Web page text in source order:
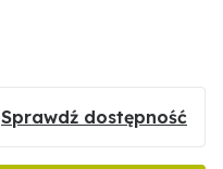
Sprawdź dostępność